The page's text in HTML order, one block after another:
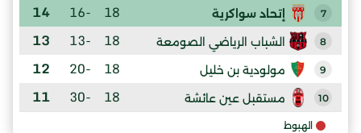
7 إتحاد سواكرية 18
-16
14
8 الشباب الرياضي الصومعة 18
-13
13
9 مولودية بن خليل 18
-20
12
10 مستقبل عين عائشة 18
-30
11
الهبوط